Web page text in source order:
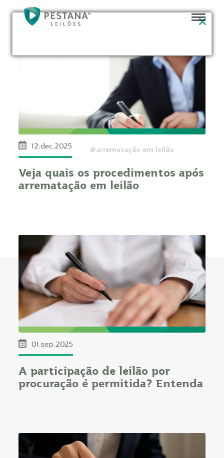
12.dec.2025 #arrematação em leilão
Veja quais os procedimentos após
arrematação em leilão
01.sep.2025
A participação de leilão por
procuração é permitida? Entenda